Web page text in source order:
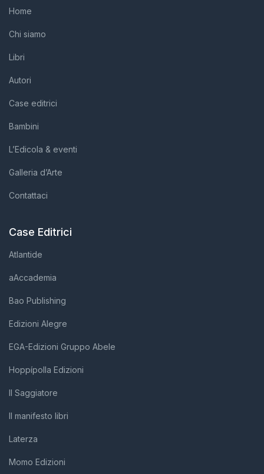
Home
Chi siamo
Libri
Autori
Case editrici
Bambini
L’Edicola & eventi
Galleria d’Arte
Contattaci
Case Editrici
Atlantide
aAccademia
Bao Publishing
Edizioni Alegre
EGA-Edizioni Gruppo Abele
Hoppípolla Edizioni
Il Saggiatore
Il manifesto libri
Laterza
Momo Edizioni